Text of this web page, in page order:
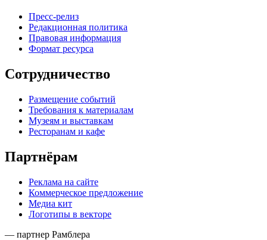
Пресс-релиз
Редакционная политика
Правовая информация
Формат ресурса
Сотрудничество
Размещение событий
Требования к материалам
Музеям и выставкам
Ресторанам и кафе
Партнёрам
Реклама на сайте
Коммерческое предложение
Медиа кит
Логотипы в векторе
— партнер Рамблера